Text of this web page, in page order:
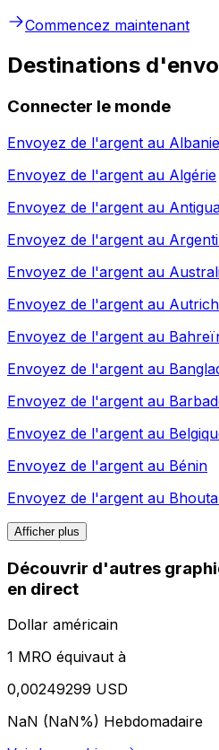
Commencez maintenant
Destinations
Connecter le monde
Envoyez de l'argent au Albanie
Envoyez de l'argent au Algérie
Envoyez de l'argent au
Envoyez de l'argent au
Envoyez de l'argent au
Envoyez de l'argent au
Envoyez de l'argent au
Envoyez de l'argent au
Envoyez de l'argent au
Envoyez de l'argent au
Envoyez de l'argent au Bénin
Envoyez de l'argent au
Afficher plus
Découvrir d'autres
en direct
Dollar américain
1 MRO équivaut à
0,00249299 USD
NaN (NaN%) Hebdomadaire